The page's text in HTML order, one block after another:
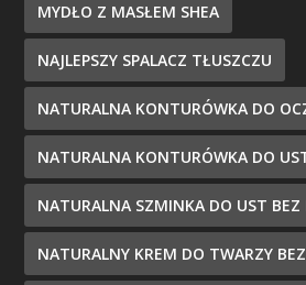
MYDŁO Z MASŁEM SHEA
NAJLEPSZY SPALACZ TŁUSZCZU
NATURALNA KONTURÓWKA DO
NATURALNA KONTURÓWKA DO
NATURALNA SZMINKA DO UST BEZ
NATURALNY KREM DO TWARZY